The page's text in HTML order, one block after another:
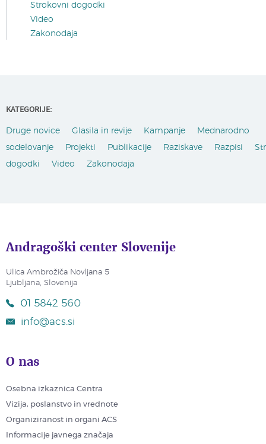
Strokovni dogodki
Video
Zakonodaja
KATEGORIJE:
Druge novice Glasila in revije Kampanje
Mednarodno
sodelovanje
Projekti Publikacije Raziskave Razpisi
dogodki
Video Zakonodaja
Andragoški center Slovenije
Ulica Ambrožiča Novljana 5
Ljubljana, Slovenija
01 5842 560
info@acs.si
O nas
Osebna izkaznica Centra
Vizija, poslanstvo in vrednote
Organiziranost in organi ACS
Informacije javnega značaja